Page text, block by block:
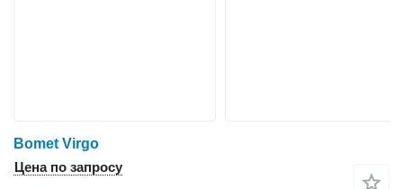
Bomet Virgo
Цена по запросу